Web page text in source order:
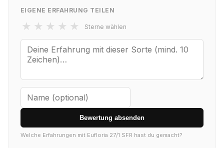
EIGENE ERFAHRUNG TEILEN
★ ★ ★ ★ ★ Sterne wählen
Bewertung absenden
Welche Erfahrungen mit Eufloria 27/1 SFR hast du gemacht?